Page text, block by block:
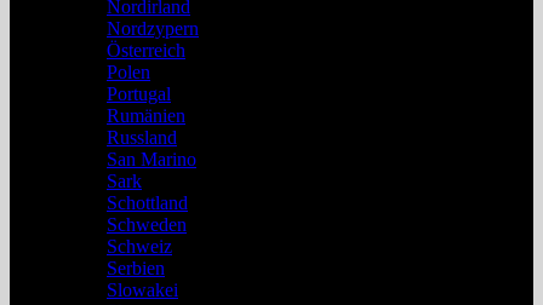
Nordirland
Nordzypern
Österreich
Polen
Portugal
Rumänien
Russland
San Marino
Sark
Schottland
Schweden
Schweiz
Serbien
Slowakei